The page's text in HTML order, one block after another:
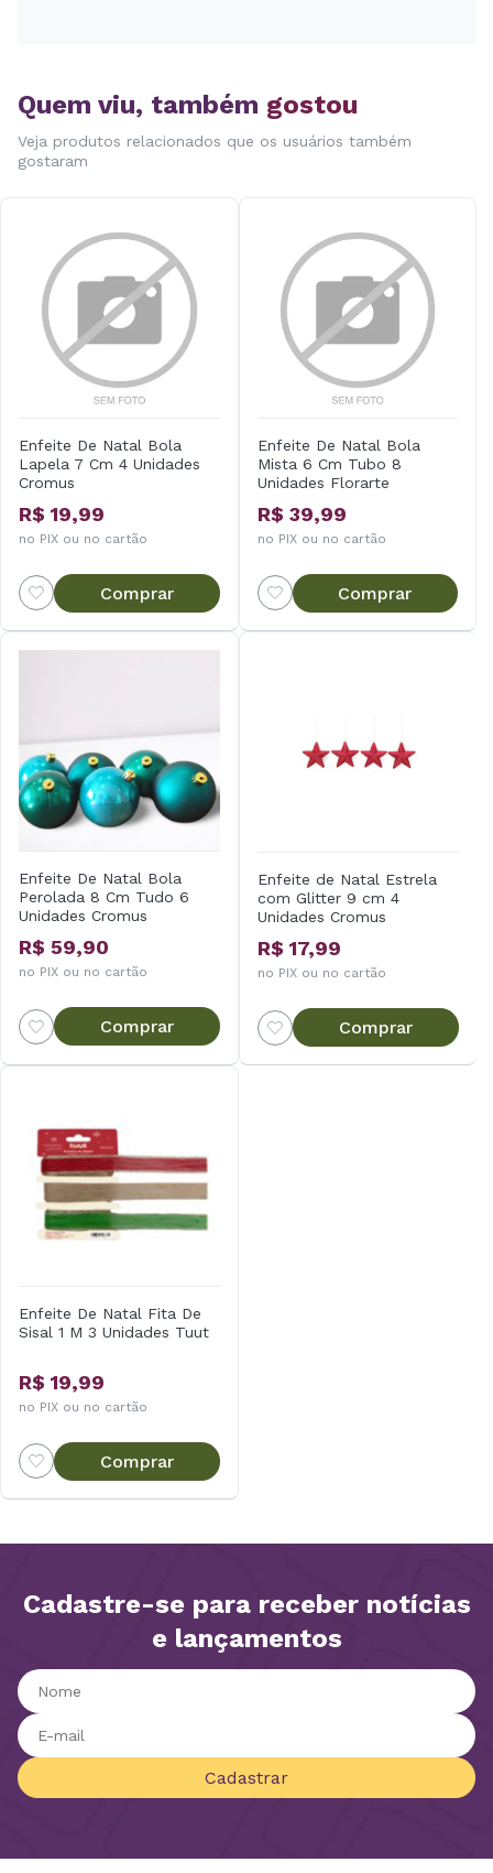
Quem viu, também gostou
Veja produtos relacionados que os usuários também
gostaram
Enfeite De Natal Bola
Lapela 7 Cm 4 Unidades
Cromus
R$ 19,99
no PIX ou no cartão
Comprar
Enfeite De Natal Bola
Mista 6 Cm Tubo 8
Unidades Florarte
R$ 39,99
no PIX ou no cartão
Comprar
Enfeite De Natal Bola
Perolada 8 Cm Tudo 6
Unidades Cromus
R$ 59,90
no PIX ou no cartão
Comprar
Enfeite de Natal Estrela
com Glitter 9 cm 4
Unidades Cromus
R$ 17,99
no PIX ou no cartão
Comprar
Enfeite De Natal Fita De
Sisal 1 M 3 Unidades Tuut
R$ 19,99
no PIX ou no cartão
Comprar
Cadastre-se para receber notícias
e lançamentos
Cadastrar